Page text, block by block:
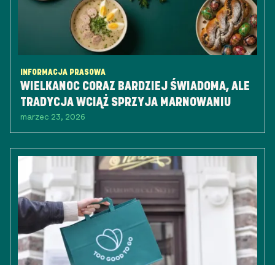
INFORMACJA PRASOWA
WIELKANOC CORAZ BARDZIEJ ŚWIADOMA, ALE
TRADYCJA WCIĄŻ SPRZYJA MARNOWANIU
marzec 23, 2026